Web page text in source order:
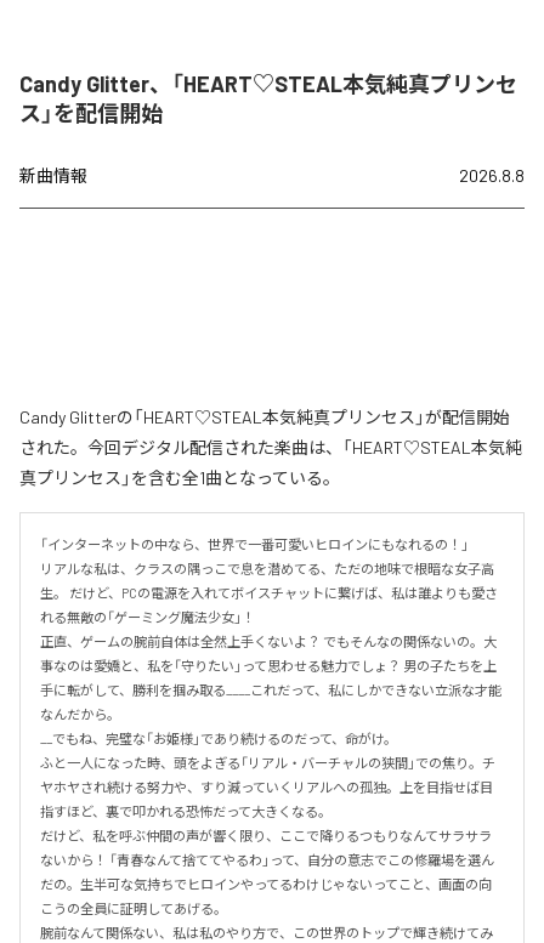
Candy Glitter、「HEART♡STEAL本気純真プリンセ
ス」を配信開始
新曲情報 2026.8.8
Candy Glitterの「HEART♡STEAL本気純真プリンセス」が配信開始
された。今回デジタル配信された楽曲は、「HEART♡STEAL本気純
真プリンセス」を含む全1曲となっている。
「インターネットの中なら、世界で一番可愛いヒロインにもなれるの！」
リアルな私は、クラスの隅っこで息を潜めてる、ただの地味で根暗な女子高
生。 だけど、PCの電源を入れてボイスチャットに繋げば、私は誰よりも愛さ
れる無敵の「ゲーミング魔法少女」！
正直、ゲームの腕前自体は全然上手くないよ？ でもそんなの関係ないの。大
事なのは愛嬌と、私を「守りたい」って思わせる魅力でしょ？ 男の子たちを上
手に転がして、勝利を掴み取る____これだって、私にしかできない立派な才能
なんだから。
__でもね、完璧な「お姫様」であり続けるのだって、命がけ。
ふと一人になった時、頭をよぎる「リアル・バーチャルの狭間」での焦り。チ
ヤホヤされ続ける努力や、すり減っていくリアルへの孤独。上を目指せば目
指すほど、裏で叩かれる恐怖だって大きくなる。
だけど、私を呼ぶ仲間の声が響く限り、ここで降りるつもりなんてサラサラ
ないから！ 「青春なんて捨ててやるわ」って、自分の意志でこの修羅場を選ん
だの。生半可な気持ちでヒロインやってるわけじゃないってこと、画面の向
こうの全員に証明してあげる。
腕前なんて関係ない、私は私のやり方で、この世界のトップで輝き続けてみ